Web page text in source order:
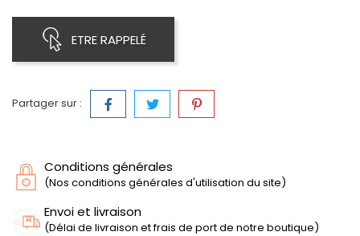
ETRE RAPPELÉ
Partager sur :
Conditions générales
(Nos conditions générales d'utilisation du site)
Envoi et livraison
(Délai de livraison et frais de port de notre boutique)